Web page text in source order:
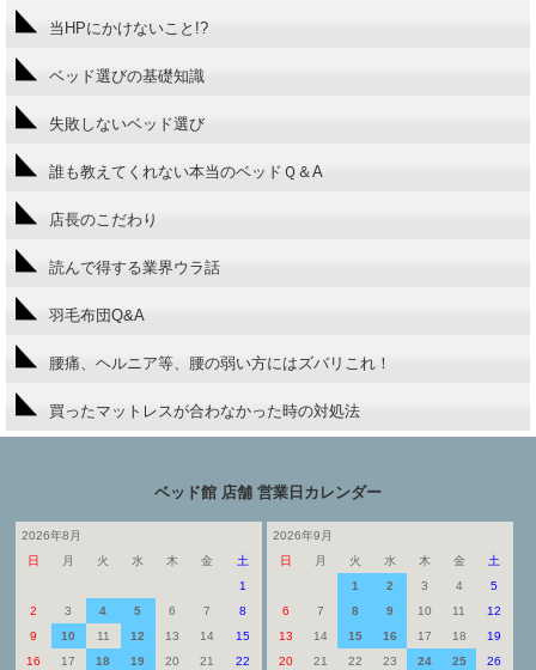
当HPにかけないこと!?
ベッド選びの基礎知識
失敗しないベッド選び
誰も教えてくれない本当のベッドＱ＆A
店長のこだわり
読んで得する業界ウラ話
羽毛布団Q&A
腰痛、ヘルニア等、腰の弱い方にはズバリこれ！
買ったマットレスが合わなかった時の対処法
ベッド館 店舗 営業日カレンダー
2026年8月
日
月 火 水 木 金
土
1
2
3 4 5 6 7
8
9
10 11 12 13 14
15
16
17 18 19 20 21
22
2026年9月
日
月 火 水 木 金
土
1
2 3 4
5
6
7 8 9 10 11
12
13
14 15 16 17 18
19
20
21 22 23 24 25
26